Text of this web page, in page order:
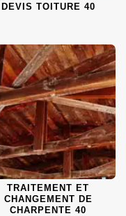
DEVIS TOITURE 40
TRAITEMENT ET
CHANGEMENT DE
CHARPENTE 40